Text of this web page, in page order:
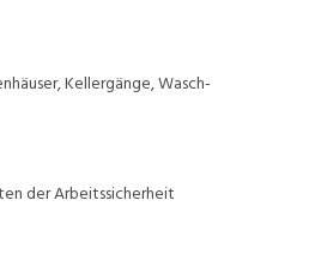
Kellergänge, Wasch-
der Arbeitssicherheit